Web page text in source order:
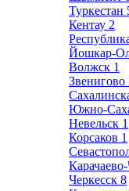
Туркестан
Кентау 2
Йошкар-
Волжск 1
Звенигово
Южно-
Невельск 1
Корсаков 1
Черкесск 8